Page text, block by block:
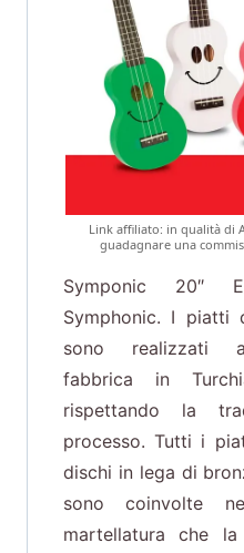
Link affiliato: in qualità di
guadagnare una
Symponic 20″
Symphonic. I piatti
sono realizzati
fabbrica in
rispettando la
processo. Tutti i
dischi in lega di
sono coinvolte
martellatura che